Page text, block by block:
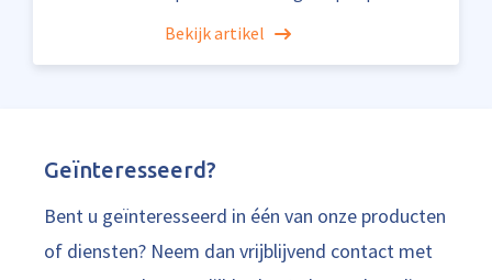
Bekijk artikel
Geïnteresseerd?
Bent u geïnteresseerd in één van onze producten
of diensten? Neem dan vrijblijvend contact met